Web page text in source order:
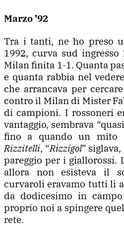
Marzo ’92
Tra i tanti, ne ho preso
1992, curva sud
Milan finita 1-1. Quanta
e quanta rabbia nel
che arrancava per
contro il Milan di Mister
di campioni. I rossoneri
vantaggio, sembrava
fino a quando un mito
Rizzitelli, “Rizzigol”
pareggio per i giallorossi.
allora non esisteva il
curvaroli eravamo tutti lì
da dodicesimo in
proprio noi a spingere
rete.